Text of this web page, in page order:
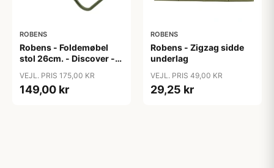
ROBENS
Robens - Foldemøbel
stol 26cm. - Discover -
VEJL. PRIS 175,00 KR
149,00 kr
ROBENS
Robens - Zigzag sidde
underlag
VEJL. PRIS 49,00 KR
29,25 kr